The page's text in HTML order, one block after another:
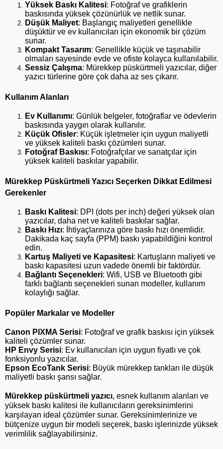
Yüksek Baskı Kalitesi: Fotoğraf ve grafiklerin
baskısında yüksek çözünürlük ve netlik sunar.
Düşük Maliyet: Başlangıç maliyetleri genellikle
düşüktür ve ev kullanıcıları için ekonomik bir çözüm
sunar.
Kompakt Tasarım: Genellikle küçük ve taşınabilir
olmaları sayesinde evde ve ofiste kolayca kullanılabilir.
Sessiz Çalışma: Mürekkep püskürtmeli yazıcılar, diğer
yazıcı türlerine göre çok daha az ses çıkarır.
Kullanım Alanları
Ev Kullanımı: Günlük belgeler, fotoğraflar ve ödevlerin
baskısında yaygın olarak kullanılır.
Küçük Ofisler: Küçük işletmeler için uygun maliyetli
ve yüksek kaliteli baskı çözümleri sunar.
Fotoğraf Baskısı: Fotoğrafçılar ve sanatçılar için
yüksek kaliteli baskılar yapabilir.
Mürekkep Püskürtmeli Yazıcı Seçerken Dikkat Edilmesi
Gerekenler
Baskı Kalitesi: DPI (dots per inch) değeri yüksek olan
yazıcılar, daha net ve kaliteli baskılar sağlar.
Baskı Hızı: İhtiyaçlarınıza göre baskı hızı önemlidir.
Dakikada kaç sayfa (PPM) baskı yapabildiğini kontrol
edin.
Kartuş Maliyeti ve Kapasitesi: Kartuşların maliyeti ve
baskı kapasitesi uzun vadede önemli bir faktördür.
Bağlantı Seçenekleri: Wifi, USB ve Bluetooth gibi
farklı bağlantı seçenekleri sunan modeller, kullanım
kolaylığı sağlar.
Popüler Markalar ve Modeller
Canon PIXMA Serisi: Fotoğraf ve grafik baskısı için yüksek
kaliteli çözümler sunar.
HP Envy Serisi: Ev kullanıcıları için uygun fiyatlı ve çok
fonksiyonlu yazıcılar.
Epson EcoTank Serisi: Büyük mürekkep tankları ile düşük
maliyetli baskı şansı sağlar.
Mürekkep püskürtmeli yazıcı, esnek kullanım alanları ve
yüksek baskı kalitesi ile kullanıcıların gereksinimlerini
karşılayan ideal çözümler sunar. Gereksinimlerinize ve
bütçenize uygun bir modeli seçerek, baskı işlerinizde yüksek
verimlilik sağlayabilirsiniz.